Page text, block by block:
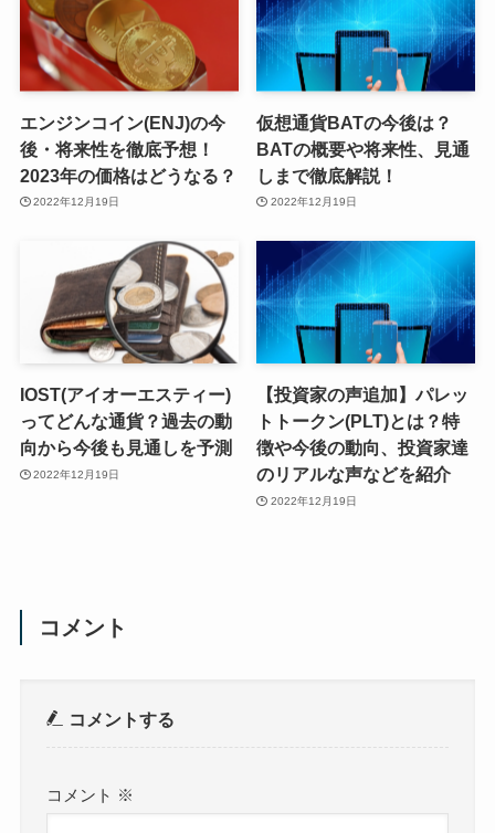
エンジンコイン(ENJ)の今
後・将来性を徹底予想！
2023年の価格はどうなる？
2022年12月19日
仮想通貨BATの今後は？
BATの概要や将来性、見通
しまで徹底解説！
2022年12月19日
IOST(アイオーエスティー)
ってどんな通貨？過去の動
向から今後も見通しを予測
2022年12月19日
【投資家の声追加】パレッ
トトークン(PLT)とは？特
徴や今後の動向、投資家達
のリアルな声などを紹介
2022年12月19日
コメント
コメントする
コメント ※